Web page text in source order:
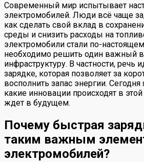
Современный мир испытывает
электромобилей. Люди всё чаще
как сделать свой вклад в
среды и снизить расходы на
электромобили стали по-
необходимо решить один важный
инфраструктуру. В частности, речь
зарядке, которая позволяет за
восполнить запас энергии.
какие инновации происходят в
ждет в будущем.
Почему быстрая
таким важным
электромобилей?